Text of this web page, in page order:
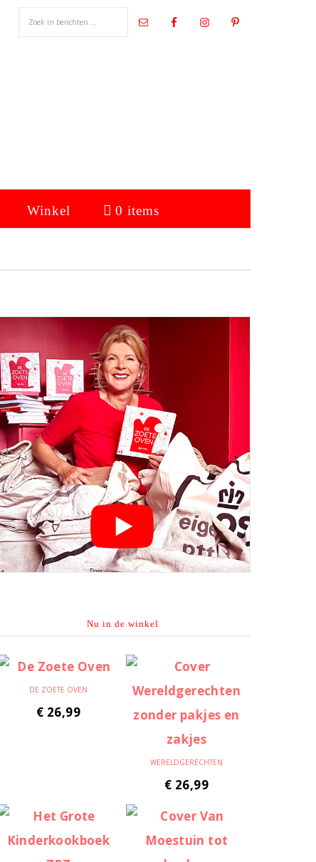
Winkel 0 items
Nu in de winkel
DE ZOETE OVEN
€ 26,99
WERELDGERECHTEN
€ 26,99